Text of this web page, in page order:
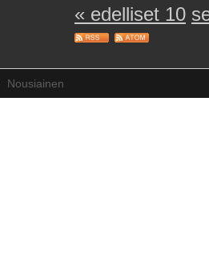
« edelliset 10
Nousiainen